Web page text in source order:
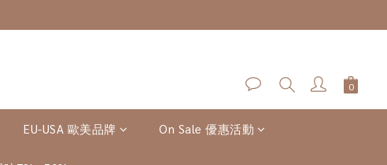
EU-USA 歐美品牌 On Sale 優惠活動